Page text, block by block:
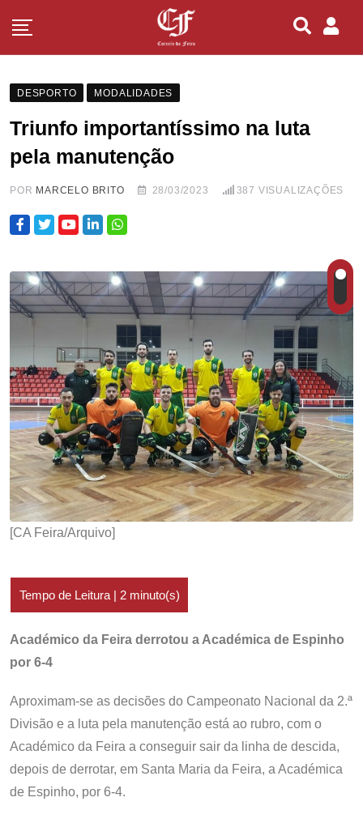
DESPORTO MODALIDADES
Triunfo importantíssimo na luta
pela manutenção
POR MARCELO BRITO 28/03/2023 387 VISUALIZAÇÕES
[CA Feira/Arquivo]
Académico da Feira derrotou a Académica de Espinho
por 6-4
Aproximam-se as decisões do Campeonato Nacional da 2.ª
Divisão e a luta pela manutenção está ao rubro, com o
Académico da Feira a conseguir sair da linha de descida,
depois de derrotar, em Santa Maria da Feira, a Académica
de Espinho, por 6-4.